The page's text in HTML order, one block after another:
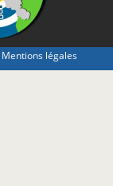
Mentions légales